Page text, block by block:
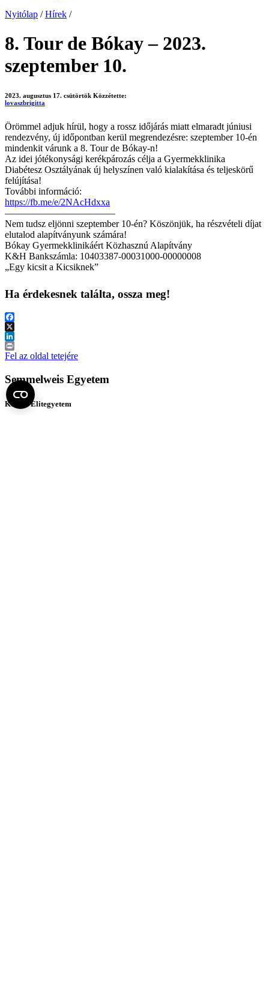
Nyitólap / Hírek /
8. Tour de Bókay – 2023.
szeptember 10.
2023. augusztus 17. csütörtök Közzétette:
lovaszbrigitta
Örömmel adjuk hírül, hogy a rossz időjárás miatt elmaradt júniusi
rendezvény, új időpontban kerül megrendezésre: szeptember 10-én
mindenkit várunk a 8. Tour de Bókay-n!
Az idei jótékonysági kerékpározás célja a Gyermekklinika
Diabétesz Osztályának új helyszínen való kialakítása és teljeskörű
felújítása!
További információ:
https://fb.me/e/2NAcHdxxa
———————————–
Nem tudsz eljönni szeptember 10-én? Köszönjük, ha részvételi díjat
elutalod alapítványunk számára!
Bókay Gyermekklinikáért Közhasznú Alapítvány
K&H Bankszámla: 10403387-00031000-00000008
„Egy kicsit a Kicsiknek”
Ha érdekesnek találta, ossza meg!
Facebook
X
LinkedIn
Print
Fel az oldal tetejére
Semmelweis Egyetem
Kutató-Elitegyetem